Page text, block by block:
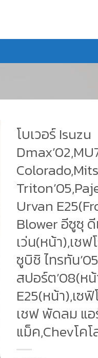
โบเวอร์ Isuzu
Urvan
Blower อีซูซุ ดี
เว่น(หน้า),เชฟ
ซูบิชิ ไทรทัน
สปอร์ต’08(ห
E25(หน้า),เซ
เชฟ พัดลม แ
แม็ค,Chevโค